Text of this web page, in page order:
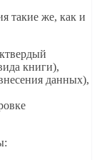
такие же, как и
твердый
книги),
данных),